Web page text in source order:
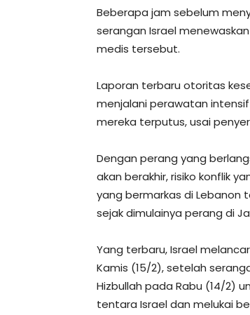
Beberapa jam sebelum
serangan Israel
medis tersebut.
Laporan terbaru otoritas
menjalani perawatan
mereka terputus, usai
Dengan perang yang
akan berakhir, risiko konflik
yang bermarkas di
sejak dimulainya perang di
Yang terbaru, Israel
Kamis (15/2), setelah
Hizbullah pada Rabu (14/2)
tentara Israel dan melukai